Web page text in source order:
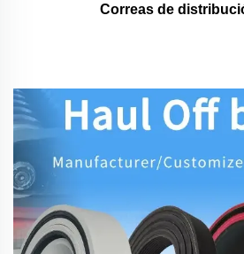
Correas de